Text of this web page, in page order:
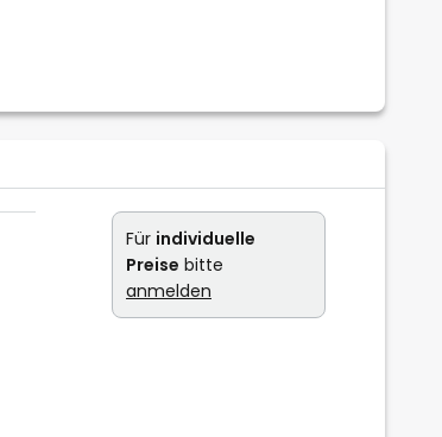
Für individuelle
Preise bitte
anmelden